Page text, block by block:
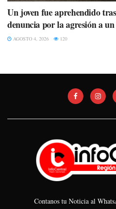
Un joven fue aprehendido
denuncia por la agresión a
AGOSTO 4, 2026 120
Contanos tu Noticia al